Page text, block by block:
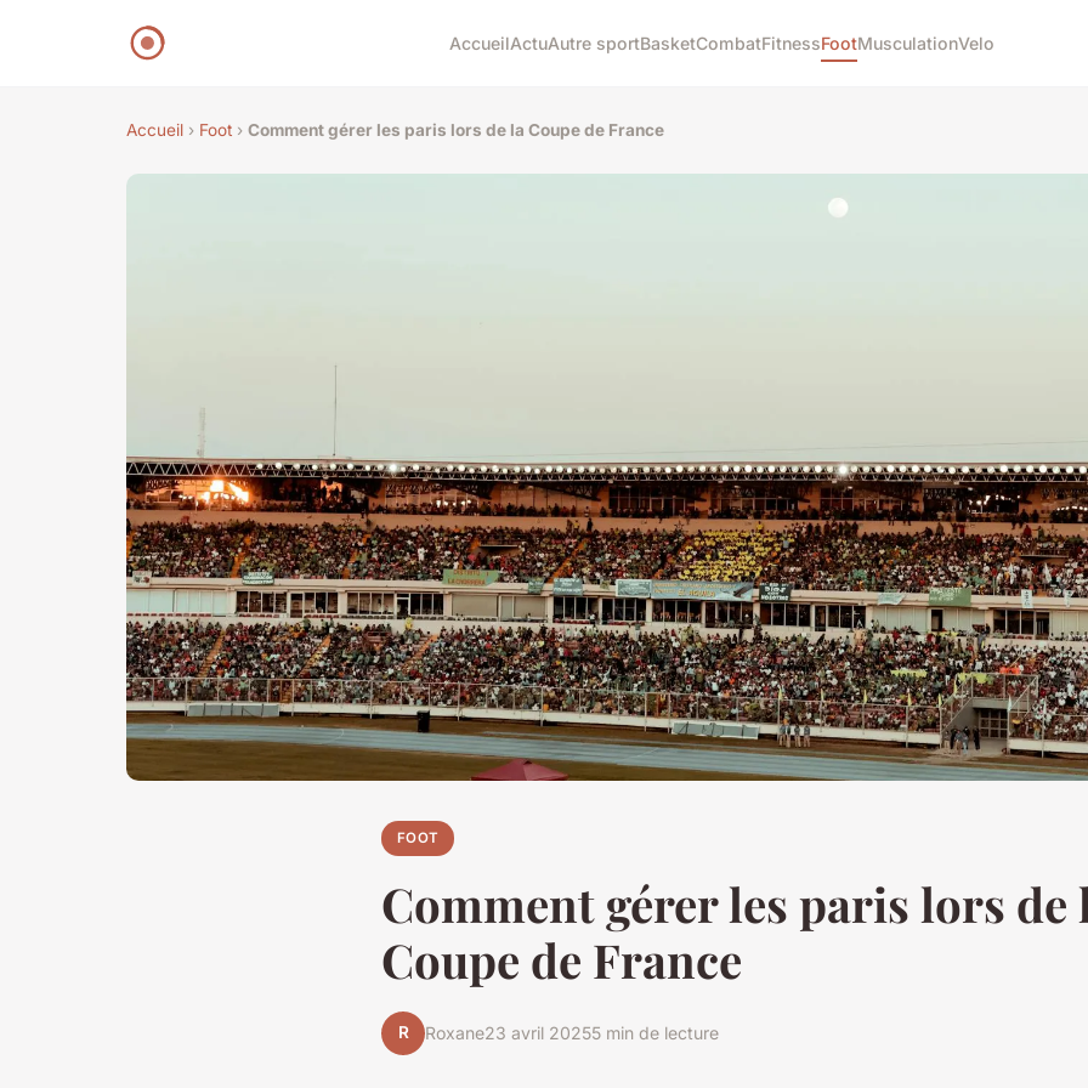
AccueilActuAutre sportBasketCombatFitnessFootMusculationVelo
Accueil › Foot › Comment gérer les paris lors de la Coupe de France
FOOT
Comment gérer les paris lors de
Coupe de France
R Roxane23 avril 20255 min de lecture